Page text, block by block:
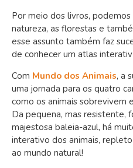
Por meio dos livros,
natureza, as florestas e
esse assunto também faz
de conhecer um atlas
Com Mundo dos Animais, a
uma jornada para os quatro
como os animais sobrevivem
Da pequena, mas resistente,
majestosa baleia-azul, há
interativo dos animais,
ao mundo natural!